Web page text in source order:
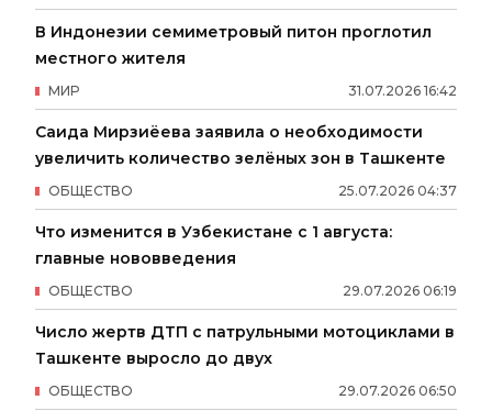
В Индонезии семиметровый питон проглотил
местного жителя
31.07.2026 16:42
МИР
Саида Мирзиёева заявила о необходимости
увеличить количество зелёных зон в Ташкенте
25.07.2026 04:37
ОБЩЕСТВО
Что изменится в Узбекистане с 1 августа:
главные нововведения
29.07.2026 06:19
ОБЩЕСТВО
Число жертв ДТП с патрульными мотоциклами в
Ташкенте выросло до двух
29.07.2026 06:50
ОБЩЕСТВО